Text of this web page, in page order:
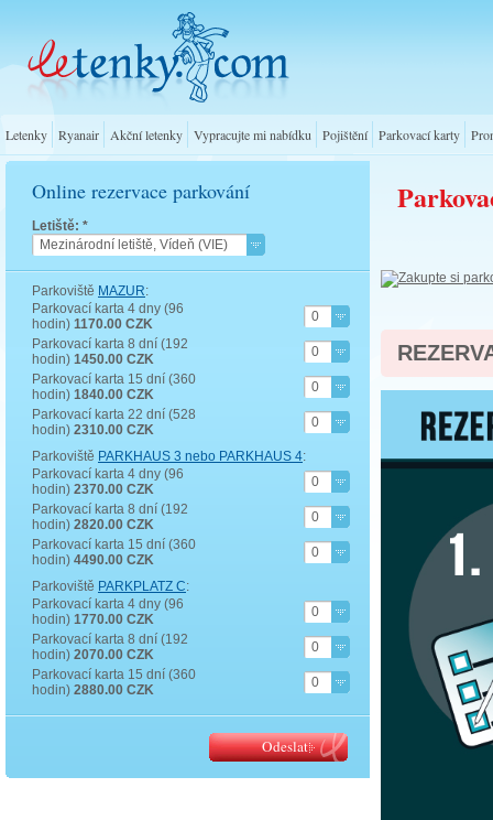
Letenky Ryanair Akční letenky Vypracujte mi nabídku Pojištění Parkovací karty
Online rezervace parkování
Letiště: *
Mezinárodní letiště, Vídeň (VIE)
Parkoviště MAZUR:
Parkovací karta 4 dny (96
hodin) 1170.00 CZK
0
Parkovací karta 8 dní (192
hodin) 1450.00 CZK
0
Parkovací karta 15 dní (360
hodin) 1840.00 CZK
0
Parkovací karta 22 dní (528
hodin) 2310.00 CZK 0
Parkoviště PARKHAUS 3 nebo PARKHAUS 4:
Parkovací karta 4 dny (96
hodin) 2370.00 CZK
0
Parkovací karta 8 dní (192
hodin) 2820.00 CZK
0
Parkovací karta 15 dní (360
hodin) 4490.00 CZK 0
Parkoviště PARKPLATZ C:
Parkovací karta 4 dny (96
hodin) 1770.00 CZK
0
Parkovací karta 8 dní (192
hodin) 2070.00 CZK
0
Parkovací karta 15 dní (360
hodin) 2880.00 CZK 0